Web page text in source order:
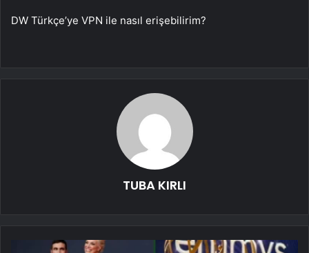
DW Türkçe’ye VPN ile nasıl erişebilirim?
TUBA KIRLI